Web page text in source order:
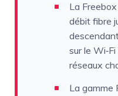
La
débit fibre
sur le
réseaux
La gamme